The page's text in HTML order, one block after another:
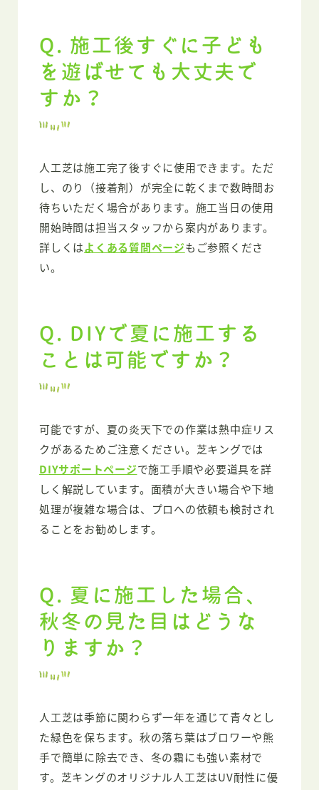
Q. 施工後すぐに子ども
を遊ばせても大丈夫で
すか？
人工芝は施工完了後すぐに使用できます。ただ
し、のり（接着剤）が完全に乾くまで数時間お
待ちいただく場合があります。施工当日の使用
開始時間は担当スタッフから案内があります。
詳しくはよくある質問ページもご参照くださ
い。
Q. DIYで夏に施工する
ことは可能ですか？
可能ですが、夏の炎天下での作業は熱中症リス
クがあるためご注意ください。芝キングでは
DIYサポートページで施工手順や必要道具を詳
しく解説しています。面積が大きい場合や下地
処理が複雑な場合は、プロへの依頼も検討され
ることをお勧めします。
Q. 夏に施工した場合、
秋冬の見た目はどうな
りますか？
人工芝は季節に関わらず一年を通じて青々とし
た緑色を保ちます。秋の落ち葉はブロワーや熊
手で簡単に除去でき、冬の霜にも強い素材で
す。芝キングのオリジナル人工芝はUV耐性に優